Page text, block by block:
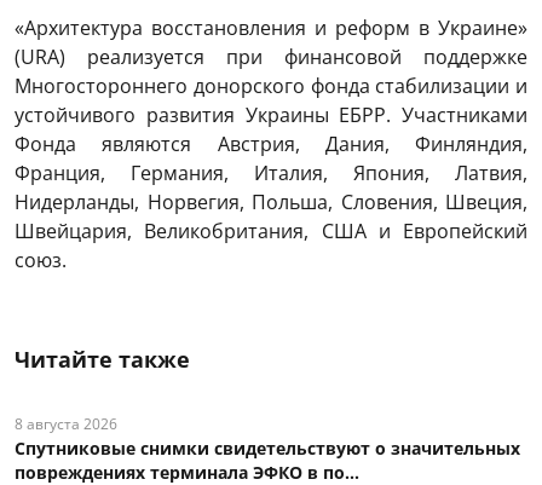
«Архитектура восстановления и реформ в Украине»
(URA) реализуется при финансовой поддержке
Многостороннего донорского фонда стабилизации и
устойчивого развития Украины ЕБРР. Участниками
Фонда являются Австрия, Дания, Финляндия,
Франция, Германия, Италия, Япония, Латвия,
Нидерланды, Норвегия, Польша, Словения, Швеция,
Швейцария, Великобритания, США и Европейский
союз.
Читайте также
8 августа 2026
Спутниковые снимки свидетельствуют о значительных
повреждениях терминала ЭФКО в по...